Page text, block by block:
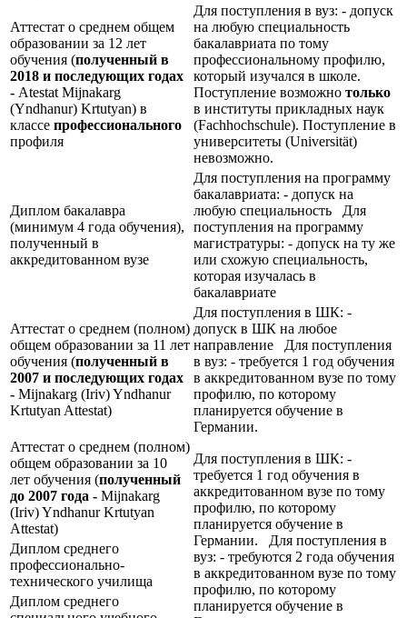
Аттестат о среднем общем
образовании за 12 лет
обучения (полученный в
2018 и последующих годах
- Atestat Mijnakarg
(Yndhanur) Krtutyan) в
классе профессионального
профиля
Для поступления в вуз: - допуск
на любую специальность
бакалавриата по тому
профессиональному профилю,
который изучался в школе.
Поступление возможно только
в институты прикладных наук
(Fachhochschule). Поступление в
университеты (Universität)
невозможно.
Диплом бакалавра
(минимум 4 года обучения),
полученный в
аккредитованном вузе
Для поступления на программу
бакалавриата: - допуск на
любую специальность Для
поступления на программу
магистратуры: - допуск на ту же
или схожую специальность,
которая изучалась в
бакалавриате
Аттестат о среднем (полном)
общем образовании за 11 лет
обучения (полученный в
2007 и последующих годах
- Mijnakarg (Iriv) Yndhanur
Krtutyan Attestat)
Для поступления в ШК: -
допуск в ШК на любое
направление Для поступления
в вуз: - требуется 1 год обучения
в аккредитованном вузе по тому
профилю, по которому
планируется обучение в
Германии.
Аттестат о среднем (полном)
общем образовании за 10
лет обучения (полученный
до 2007 года - Mijnakarg
(Iriv) Yndhanur Krtutyan
Attestat)
Для поступления в ШК: -
требуется 1 год обучения в
аккредитованном вузе по тому
профилю, по которому
планируется обучение в
Германии. Для поступления в
вуз: - требуются 2 года обучения
в аккредитованном вузе по тому
профилю, по которому
планируется обучение в
Диплом среднего
профессионально-
технического училища
Диплом среднего